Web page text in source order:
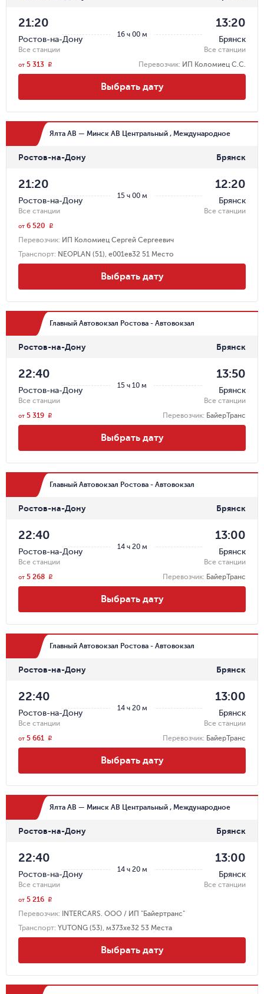
16 ч 00 м
21:20
Ростов-на-Дону
Все станции
13:20
Брянск
Все станции
Перевозчик: ИП Коломиец С.С.
от 5 313 r
Выбрать дату
Ялта АВ — Минск АВ Центральный , Международное
Ростов-на-Дону Брянск
15 ч 00 м
21:20
Ростов-на-Дону
Все станции
12:20
Брянск
Все станции
Перевозчик: ИП Коломиец Сергей Сергеевич
Транспорт: NEOPLAN (51), е001ев32 51 Место
от 6 520 r
Выбрать дату
Главный Автовокзал Ростова - Автовокзал
Ростов-на-Дону Брянск
15 ч 10 м
22:40
Ростов-на-Дону
Все станции
13:50
Брянск
Все станции
Перевозчик: БайерТранс
от 5 319 r
Выбрать дату
Главный Автовокзал Ростова - Автовокзал
Ростов-на-Дону Брянск
14 ч 20 м
22:40
Ростов-на-Дону
Все станции
13:00
Брянск
Все станции
Перевозчик: БайерТранс
от 5 268 r
Выбрать дату
Главный Автовокзал Ростова - Автовокзал
Ростов-на-Дону Брянск
14 ч 20 м
22:40
Ростов-на-Дону
Все станции
13:00
Брянск
Все станции
Перевозчик: БайерТранс
от 5 661 r
Выбрать дату
Ялта АВ — Минск АВ Центральный , Международное
Ростов-на-Дону Брянск
14 ч 20 м
22:40
Ростов-на-Дону
Все станции
13:00
Брянск
Все станции
Перевозчик: INTERCARS. ООО / ИП "Байертранс"
Транспорт: YUТONG (53), м373хе32 53 Места
от 5 216 r
Выбрать дату